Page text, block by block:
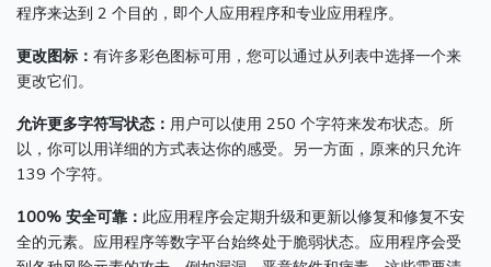
程序来达到 2 个目的，即个人应用程序和专业应用程序。
更改图标： 有许多彩色图标可用，您可以通过从列表中选择一个来
更改它们。
允许更多字符写状态： 用户可以使用 250 个字符来发布状态。 所
以，你可以用详细的方式表达你的感受。 另一方面，原来的只允许
139 个字符。
100% 安全可靠： 此应用程序会定期升级和更新以修复和修复不安
全的元素。 应用程序等数字平台始终处于脆弱状态。 应用程序会受